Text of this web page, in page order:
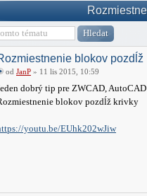
blokov pozdĺž
od JanP » 11 lis 2015, 10:59
dobrý tip pre ZWCAD,
blokov pozdĺž krivky
youtu.be/EUhk202wJiw